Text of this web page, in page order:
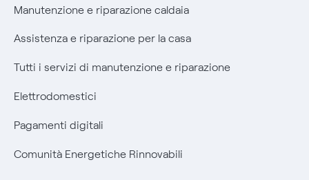
Manutenzione e riparazione caldaia
Assistenza e riparazione per la casa
Tutti i servizi di manutenzione e riparazione
Elettrodomestici
Pagamenti digitali
Comunità Energetiche Rinnovabili